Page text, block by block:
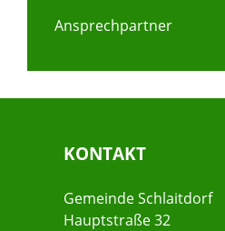
Ansprechpartner
KONTAKT
Gemeinde Schlaitdorf
Hauptstraße 32